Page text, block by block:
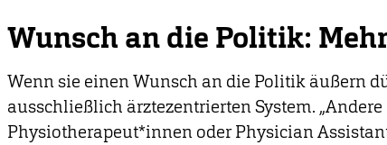
Wunsch an die Politik:
Wenn sie einen Wunsch an die Politik äußern
ausschließlich ärztezentrierten System.
Physiotherapeut*innen oder Physician